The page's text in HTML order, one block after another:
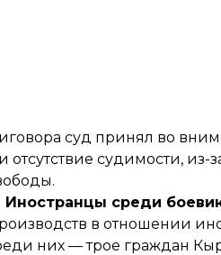
суд принял во
отсутствие судимости,
Иностранцы среди
в отношении
них — трое граждан